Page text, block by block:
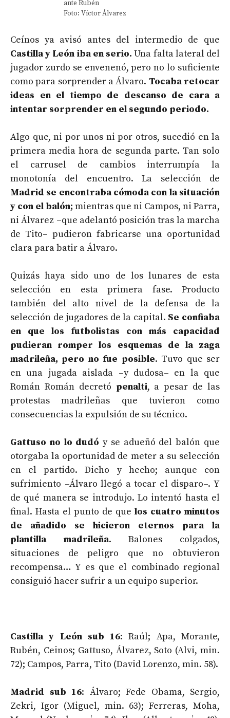
ante Rubén
Foto: Víctor Álvarez
Ceínos ya avisó antes del intermedio de que
Castilla y León iba en serio. Una falta lateral del
jugador zurdo se envenenó, pero no lo suficiente
como para sorprender a Álvaro. Tocaba retocar
ideas en el tiempo de descanso de cara a
intentar sorprender en el segundo periodo.
Algo que, ni por unos ni por otros, sucedió en la
primera media hora de segunda parte. Tan solo
el carrusel de cambios interrumpía la
monotonía del encuentro. La selección de
Madrid se encontraba cómoda con la situación
y con el balón; mientras que ni Campos, ni Parra,
ni Álvarez –que adelantó posición tras la marcha
de Tito– pudieron fabricarse una oportunidad
clara para batir a Álvaro.
Quizás haya sido uno de los lunares de esta
selección en esta primera fase. Producto
también del alto nivel de la defensa de la
selección de jugadores de la capital. Se confiaba
en que los futbolistas con más capacidad
pudieran romper los esquemas de la zaga
madrileña, pero no fue posible. Tuvo que ser
en una jugada aislada –y dudosa– en la que
Román Román decretó penalti, a pesar de las
protestas madrileñas que tuvieron como
consecuencias la expulsión de su técnico.
Gattuso no lo dudó y se adueñó del balón que
otorgaba la oportunidad de meter a su selección
en el partido. Dicho y hecho; aunque con
sufrimiento –Álvaro llegó a tocar el disparo–. Y
de qué manera se introdujo. Lo intentó hasta el
final. Hasta el punto de que los cuatro minutos
de añadido se hicieron eternos para la
plantilla madrileña. Balones colgados,
situaciones de peligro que no obtuvieron
recompensa… Y es que el combinado regional
consiguió hacer sufrir a un equipo superior.
Castilla y León sub 16: Raúl; Apa, Morante,
Rubén, Ceinos; Gattuso, Álvarez, Soto (Alvi, min.
72); Campos, Parra, Tito (David Lorenzo, min. 58).
Madrid sub 16: Álvaro; Fede Obama, Sergio,
Zekri, Igor (Miguel, min. 63); Ferreras, Moha,